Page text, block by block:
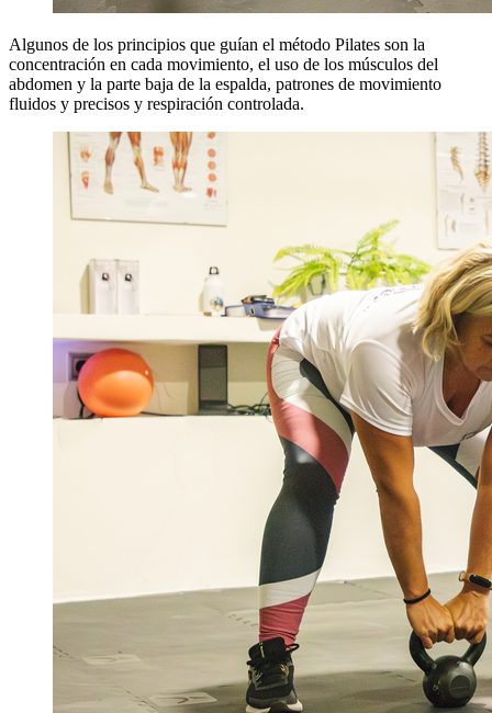
Algunos de los principios que guían el método Pilates son la
concentración en cada movimiento, el uso de los músculos del
abdomen y la parte baja de la espalda, patrones de movimiento
fluidos y precisos y respiración controlada.